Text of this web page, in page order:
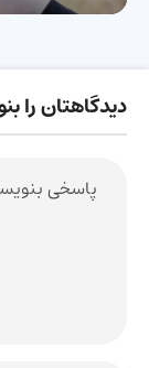
دیدگاهتان را